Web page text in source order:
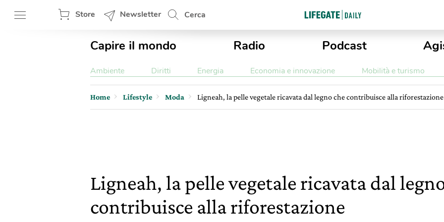
Store Newsletter Cerca
Capire il mondo Radio Podcast
Ambiente Diritti Energia Economia e innovazione Mobilità e turismo
Home Lifestyle Moda Ligneah, la pelle vegetale ricavata dal legno che contribuisce alla riforestazione
Ligneah, la pelle vegetale ricavata dal
contribuisce alla riforestazione